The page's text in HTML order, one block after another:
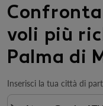
voli più
Palma di
Inserisci la tua città di